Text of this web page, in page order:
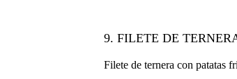
9. FILETE DE
Filete de ternera con patatas